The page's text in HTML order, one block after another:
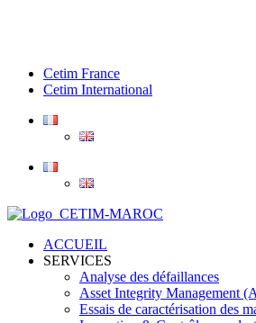
Cetim France
Cetim International
ACCUEIL
SERVICES
Analyse des défaillances
Asset Integrity Management
Essais de caractérisation des